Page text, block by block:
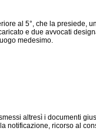
al 5°, che la presiede,
e due avvocati
medesimo.
altresì i documenti
notificazione, ricorso al